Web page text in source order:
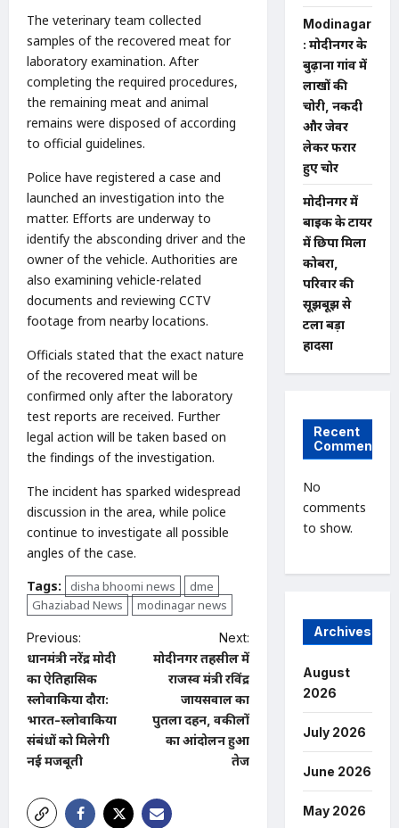
The veterinary team collected
samples of the recovered meat for
laboratory examination. After
completing the required procedures,
the remaining meat and animal
remains were disposed of according
to official guidelines.
Police have registered a case and
launched an investigation into the
matter. Efforts are underway to
identify the absconding driver and the
owner of the vehicle. Authorities are
also examining vehicle-related
documents and reviewing CCTV
footage from nearby locations.
Officials stated that the exact nature
of the recovered meat will be
confirmed only after the laboratory
test reports are received. Further
legal action will be taken based on
the findings of the investigation.
The incident has sparked widespread
discussion in the area, while police
continue to investigate all possible
angles of the case.
Tags:
disha bhoomi news
dme
Ghaziabad News
modinagar news
P
o
s
t
n
v
Previous:
प्रधानमंत्री नरेंद्र मोदी
का ऐतिहासिक
स्लोवाकिया दौरा:
भारत-स्लोवाकिया
संबंधों को मिलेगी
नई मजबूती
Next:
मोदीनगर तहसील में
राजस्व मंत्री रविंद्र
जायसवाल का
पुतला दहन, वकीलों
का आंदोलन हुआ
तेज
Modinagar
: मोदीनगर के
बुढ़ाना गांव में
लाखों की
चोरी, नकदी
और जेवर
लेकर फरार
हुए चोर
मोदीनगर में
बाइक के टायर
में छिपा मिला
कोबरा,
परिवार की
सूझबूझ से
टला बड़ा
हादसा
Recent
Comments
No
comments
to show.
Archives
August
2026
July 2026
June 2026
May 2026